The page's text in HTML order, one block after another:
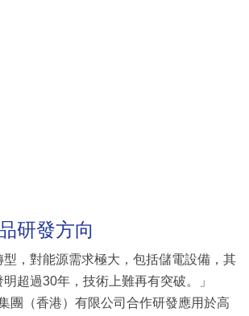
研發方向
型，對能源需求極大，包括儲電設備，其
超過30年，技術上難再有突破。」
團（香港）有限公司合作研發應用於高